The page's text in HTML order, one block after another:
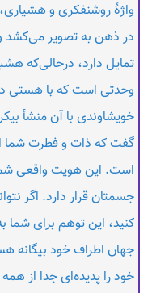
واژهٔ روشنفکری و
تمایل دارد، درحالی‌که
وحدتی است که با هستی
خویشاوندی با آن منشأ
گفت که ذات و فطرت شما
است. این هویت واقعی
جسمتان قرار دارد. اگر
کنید، این توهم برای شما
جهان اطراف خود بیگانه
خود را پدیده‌ای جدا از